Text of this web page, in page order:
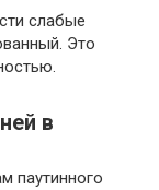
слабые
Это
в
паутинного